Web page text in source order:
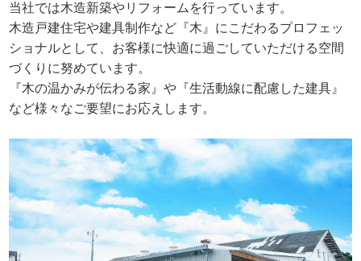
当社では木造新築やリフォームを行っています。
木造戸建住宅や建具制作など『木』にこだわるプロフェッ
ショナルとして、お客様に快適に過ごしていただける空間
づくりに努めています。
『木の温かみが伝わる家』や『生活動線に配慮した建具』
など様々なご要望にお応えします。